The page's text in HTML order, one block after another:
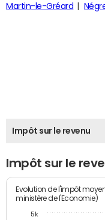
Martin-le-Gréard
Impôt sur le revenu
Impôt sur le
Evolution de l'impôt
ministère de l'Economie)
5k